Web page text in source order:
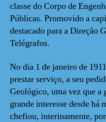
classe do Corpo de
Públicas. Promovido a
destacado para a Direção
Telégrafos.
No dia 1 de janeiro de
prestar serviço, a seu
Geológico, uma vez que a
grande interesse desde
chefiou, interinamente,